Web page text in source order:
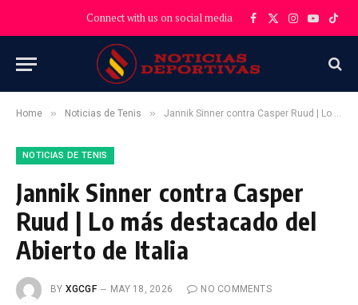
Connect with us on social media Facebook
X
Instagram
YouTube
Home » Noticias de Tenis » Jannik Sinner contra Casper Ruud | Lo más destacado del Abierto de Italia
NOTICIAS DE TENIS
Jannik Sinner contra Casper
Ruud | Lo más destacado del
Abierto de Italia
BY XGCGF MAY 18, 2026
NO COMMENTS